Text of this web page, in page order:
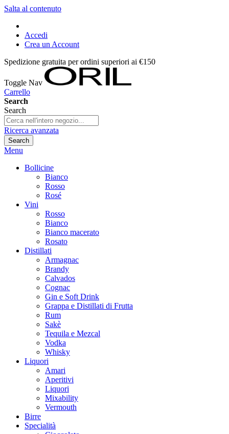
Salta al contenuto
Accedi
Crea un Account
Spedizione gratuita per ordini superiori ai €150
Toggle Nav
Carrello
Search
Search
Ricerca avanzata
Search
Menu
Bollicine
Bianco
Rosso
Rosé
Vini
Rosso
Bianco
Bianco macerato
Rosato
Distillati
Armagnac
Brandy
Calvados
Cognac
Gin e Soft Drink
Grappa e Distillati di Frutta
Rum
Sakè
Tequila e Mezcal
Vodka
Whisky
Liquori
Amari
Aperitivi
Liquori
Mixability
Vermouth
Birre
Specialità